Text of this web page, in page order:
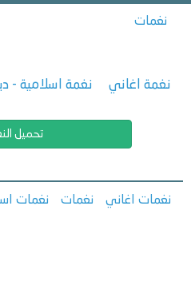
نغمات
نغمة اغاني نغمة اسلامية -
تحميل
نغمات اغاني نغمات نغمات